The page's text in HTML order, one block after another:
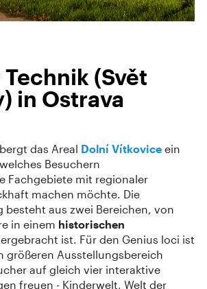
(Svět
in Ostrava
das Areal Dolní Vítkovice ein
Besuchern
Fachgebiete mit regionaler
machen möchte. Die
besteht aus zwei Bereichen, von
in einem historischen
ist. Für den Genius loci ist
größeren Ausstellungsbereich
auf gleich vier interaktive
freuen - Kinderwelt, Welt der